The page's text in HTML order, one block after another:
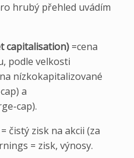
hrubý přehled uvádím
capitalisation) =cena
podle velkosti
nízkokapitalizované
a
cap).
= čistý zisk na akcii (za
= zisk, výnosy.